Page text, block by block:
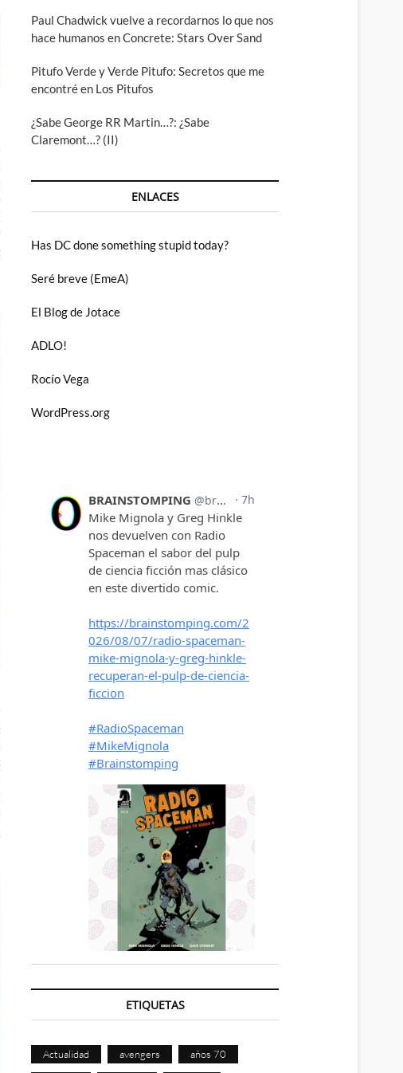
Paul Chadwick vuelve a recordarnos lo que nos
hace humanos en Concrete: Stars Over Sand
Pitufo Verde y Verde Pitufo: Secretos que me
encontré en Los Pitufos
¿Sabe George RR Martin…?: ¿Sabe
Claremont…? (II)
ENLACES
Has DC done something stupid today?
Seré breve (EmeA)
El Blog de Jotace
ADLO!
Rocío Vega
WordPress.org
ETIQUETAS
Actualidad avengers años 70